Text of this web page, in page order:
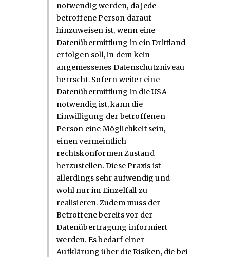
notwendig werden, da jede
betroffene Person darauf
hinzuweisen ist, wenn eine
Datenübermittlung in ein Drittland
erfolgen soll, in dem kein
angemessenes Datenschutzniveau
herrscht. Sofern weiter eine
Datenübermittlung in die USA
notwendig ist, kann die
Einwilligung der betroffenen
Person eine Möglichkeit sein,
einen vermeintlich
rechtskonformen Zustand
herzustellen. Diese Praxis ist
allerdings sehr aufwendig und
wohl nur im Einzelfall zu
realisieren. Zudem muss der
Betroffene bereits vor der
Datenübertragung informiert
werden. Es bedarf einer
Aufklärung über die Risiken, die bei